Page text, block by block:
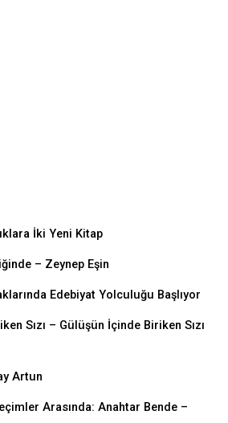
İki Yeni Kitap
– Zeynep Eşin
Edebiyat Yolculuğu Başlıyor
Sızı – Gülüşün İçinde Biriken Sızı
Artun
Arasında: Anahtar Bende –